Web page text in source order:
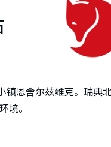
镇恩舍尔兹维克。瑞
境。